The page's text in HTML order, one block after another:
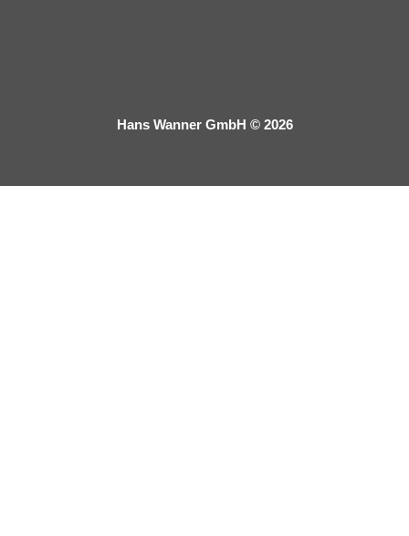
Hans Wanner GmbH © 2026